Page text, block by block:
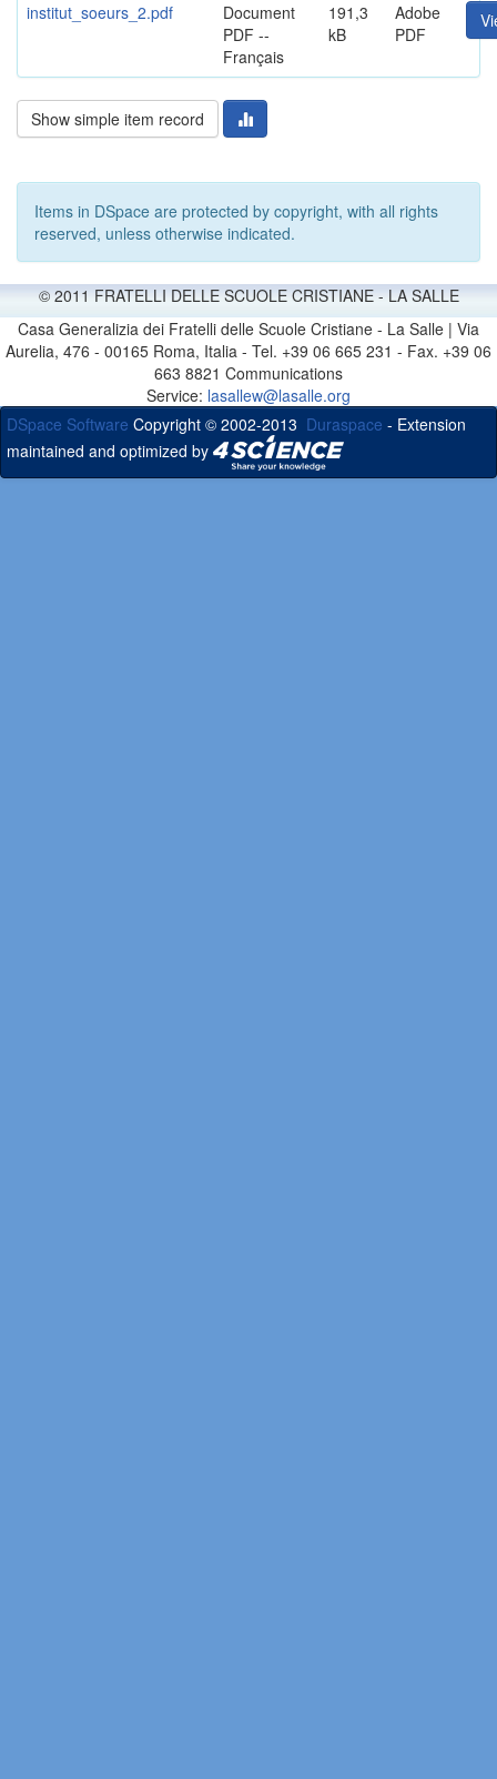
institut_soeurs_2.pdf
Document
PDF --
Français
191,3
kB
Adobe
PDF
Show simple item record
Items in DSpace are protected by copyright, with all rights
reserved, unless otherwise indicated.
© 2011 FRATELLI DELLE SCUOLE CRISTIANE - LA SALLE
Casa Generalizia dei Fratelli delle Scuole Cristiane - La Salle | Via
Aurelia, 476 - 00165 Roma, Italia - Tel. +39 06 665 231 - Fax. +39 06
663 8821 Communications
Service: lasallew@lasalle.org
DSpace Software Copyright © 2002-2013 Duraspace - Extension
maintained and optimized by